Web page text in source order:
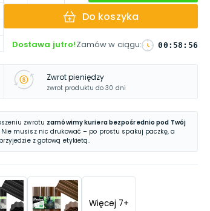
Do koszyka
Dostawa jutro!Zamów w ciągu: 00 : 58 : 55
Zwrot pieniędzy
zwrot produktu do 30 dni
zwrotu zamówimy kuriera bezpośrednio pod Twój
Nie musisz nic drukować – po prostu spakuj paczkę, a
z gotową etykietą.
Więcej 7+